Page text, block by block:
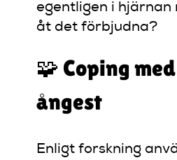
egentligen i
åt det förbjudna?
🧩 Coping
ångest
Enligt forskning